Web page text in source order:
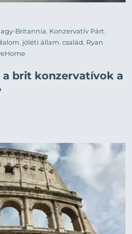
Britannia Konzervatív Párt
jóléti állam család Ryan
brit konzervatívok a